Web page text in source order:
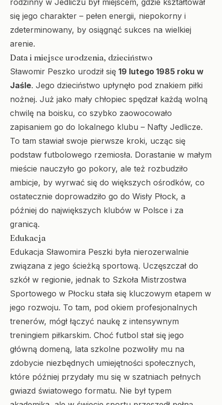
rodzinny w Jedliczu był miejscem, gdzie kształtował
się jego charakter – pełen energii, niepokorny i
zdeterminowany, by osiągnąć sukces na wielkiej
arenie.
Data i miejsce urodzenia, dzieciństwo
Sławomir Peszko urodził się 19 lutego 1985 roku w
Jaśle. Jego dzieciństwo upłynęło pod znakiem piłki
nożnej. Już jako mały chłopiec spędzał każdą wolną
chwilę na boisku, co szybko zaowocowało
zapisaniem go do lokalnego klubu – Nafty Jedlicze.
To tam stawiał swoje pierwsze kroki, ucząc się
podstaw futbolowego rzemiosła. Dorastanie w małym
mieście nauczyło go pokory, ale też rozbudziło
ambicje, by wyrwać się do większych ośrodków, co
ostatecznie doprowadziło go do Wisły Płock, a
później do największych klubów w Polsce i za
granicą.
Edukacja
Edukacja Sławomira Peszki była nierozerwalnie
związana z jego ścieżką sportową. Uczęszczał do
szkół w regionie, jednak to Szkoła Mistrzostwa
Sportowego w Płocku stała się kluczowym etapem w
jego rozwoju. To tam, pod okiem profesjonalnych
trenerów, mógł łączyć naukę z intensywnym
treningiem piłkarskim. Choć futbol stał się jego
główną domeną, lata szkolne pozwoliły mu na
zdobycie niezbędnych umiejętności społecznych,
które później przydały mu się w szatniach pełnych
gwiazd światowego formatu. Nie był typem